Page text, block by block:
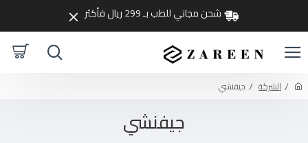
شحن مجاني للطب بـ 299 ريال فأكثر
الشركة جيفنشي
جيفنشي